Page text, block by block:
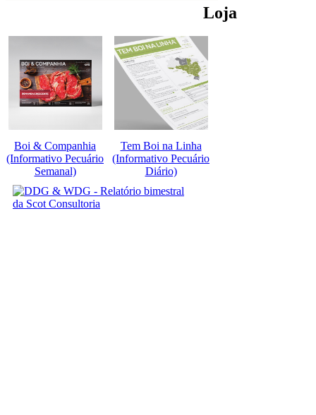
Loja
Boi & Companhia
(Informativo Pecuário
Semanal)
Tem Boi na Linha
(Informativo Pecuário
Diário)